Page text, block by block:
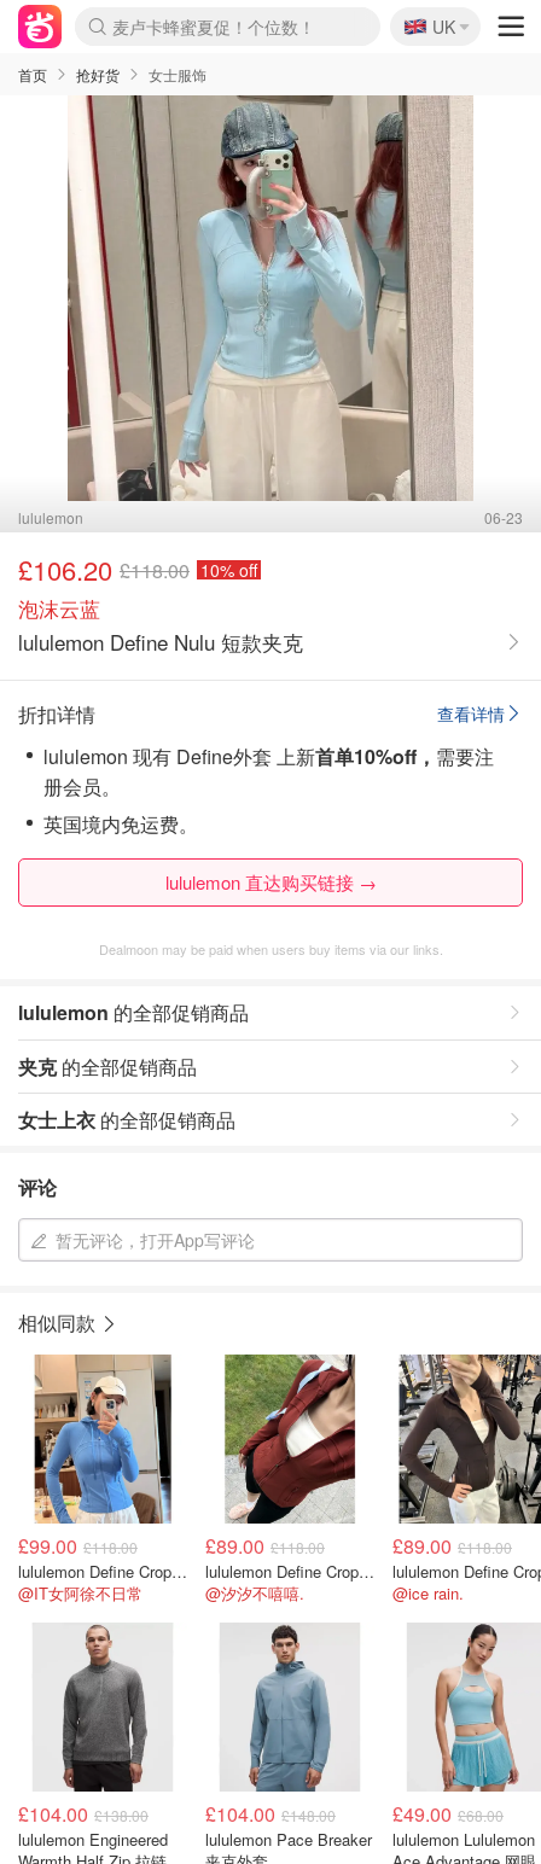
麦卢卡蜂蜜夏促！个位数！
Prada/Miu 4.8折！
啥？必胜客披萨5折！
🇬🇧
UK
首页 抢好货 女士服饰
lululemon 06-23
£106.20 £118.00 10% off
泡沫云蓝
lululemon Define Nulu 短款夹克
查看详情
折扣详情
lululemon 现有 Define外套 上新首单10%off， 需要注
册会员。
英国境内免运费。
lululemon 直达购买链接 →
Dealmoon may be paid when users buy items via our links.
lululemon 的全部促销商品
夹克的全部促销商品
女士上衣 的全部促销商品
评论
暂无评论，打开App写评论
相似同款
£99.00 £118.00
lululemon Define Cropped Nulu短款外套
@IT女阿徐不日常
£89.00 £118.00
lululemon Define Cropped Jacket Nulu 短款夹克
@汐汐不嘻嘻.
£89.00 £118.00
@ice rain.
£104.00 £138.00
lululemon Engineered
£104.00 £148.00
lululemon Pace Breaker
£49.00 £68.00
lululemon Lululemon